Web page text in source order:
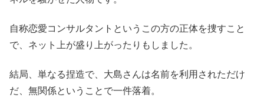
自称恋愛コンサルタントというこの方の正体を捜すこと
で、ネット上が盛り上がったりもしました。
結局、単なる捏造で、大島さんは名前を利用されただけ
だ、無関係ということで一件落着。